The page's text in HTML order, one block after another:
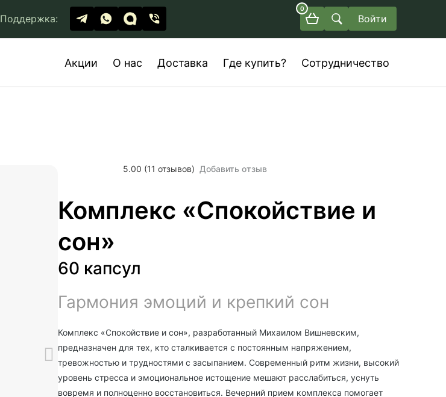
Поддержка:
0
Войти
Акции О нас Доставка Где купить? Сотрудничество
5.00 (11 отзывов) Добавить отзыв
Комплекс «Спокойствие и
сон»
60 капсул
Гармония эмоций и крепкий сон
Комплекс «Спокойствие и сон», разработанный Михаилом Вишневским,
предназначен для тех, кто сталкивается с постоянным напряжением,
тревожностью и трудностями с засыпанием. Современный ритм жизни, высокий
уровень стресса и эмоциональное истощение мешают расслабиться, уснуть
вовремя и полноценно восстановиться. Вечерний прием комплекса помогает